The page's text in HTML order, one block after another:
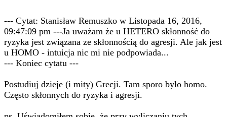
--- Cytat: Stanisław Remuszko w Listopada 16, 2016,
09:47:09 pm ---Ja uważam że u HETERO skłonność do
ryzyka jest związana ze skłonnością do agresji. Ale jak jest
u HOMO - intuicja nic mi nie podpowiada...
--- Koniec cytatu ---
Postudiuj dzieje (i mity) Grecji. Tam sporo było homo.
Często skłonnych do ryzyka i agresji.